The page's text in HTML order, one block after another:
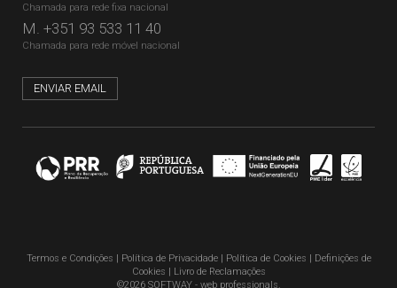
Chamada para rede fixa nacional
M. +351 93 533 11 40
Chamada para rede móvel nacional
ENVIAR EMAIL
Termos e Condições | Política de Privacidade| Política de Cookies | Definições de
Cookies | Livro de Reclamações
©2026 SOFTWAY - web professionals.